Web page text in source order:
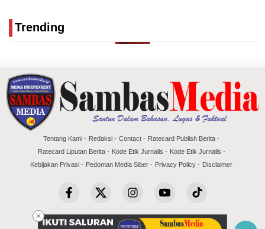
Trending
Tentang Kami Redaksi Contact
Ratecard Publish Berita
Ratecard Liputan Berita
Kode Etik Jurnalis
Kode Etik Jurnalis
Kebijakan Privasi
Pedoman Media Siber Privacy Policy Disclaimer
Copyright @2026 Sambas Media